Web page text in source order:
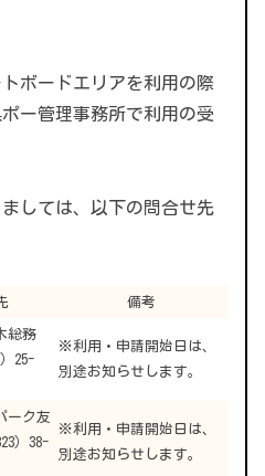
ボードエリアを利用の際
ー管理事務所で利用の受
しては、以下の問合せ先
備考
総務
25-
※利用・申請開始日は、
別途お知らせします。
ーク友
）38-
※利用・申請開始日は、
別途お知らせします。